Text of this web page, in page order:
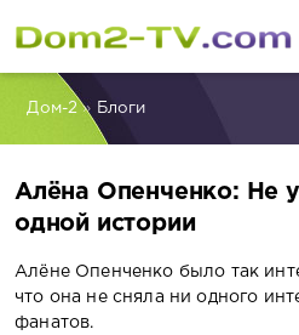
Дом-2» Блоги
Алёна Опенченко: Не
одной истории
Алёне Опенченко было так
что она не сняла ни одного
фанатов.